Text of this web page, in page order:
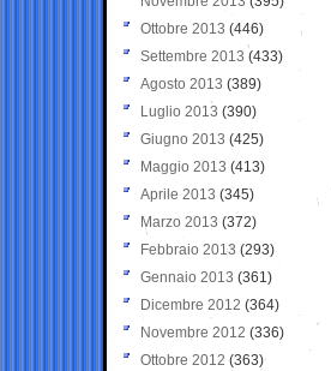
Ottobre 2013 (446)
Settembre 2013 (433)
Agosto 2013 (389)
Luglio 2013 (390)
Giugno 2013 (425)
Maggio 2013 (413)
Aprile 2013 (345)
Marzo 2013 (372)
Febbraio 2013 (293)
Gennaio 2013 (361)
Dicembre 2012 (364)
Novembre 2012 (336)
Ottobre 2012 (363)